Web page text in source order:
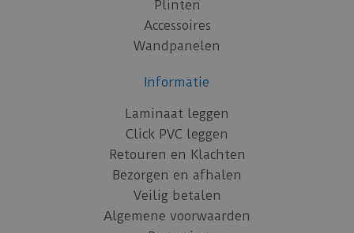
Plinten
Accessoires
Wandpanelen
Informatie
Laminaat leggen
Click PVC leggen
Retouren en Klachten
Bezorgen en afhalen
Veilig betalen
Algemene voorwaarden